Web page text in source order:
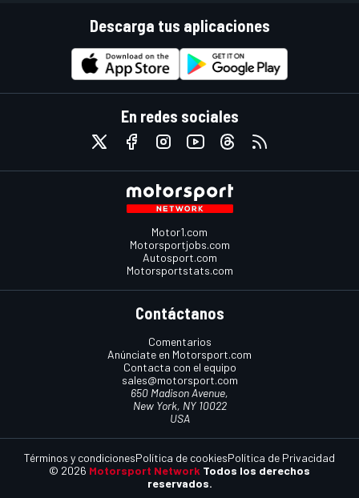
Descarga tus aplicaciones
En redes sociales
Motor1.com
Motorsportjobs.com
Autosport.com
Motorsportstats.com
Contáctanos
Comentarios
Anúnciate en Motorsport.com
Contacta con el equipo
sales@motorsport.com
650 Madison Avenue,
New York, NY 10022
USA
© 2026 Motorsport Network Todos los derechos
reservados.
Términos y condicionesPolítica de cookiesPolítica de Privacidad